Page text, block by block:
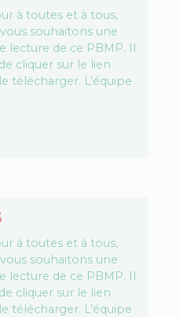
à toutes et à tous,
souhaitons une
lecture de ce PBMP. Il
cliquer sur le lien
télécharger. L’équipe
à toutes et à tous,
souhaitons une
lecture de ce PBMP. Il
cliquer sur le lien
télécharger. L’équipe